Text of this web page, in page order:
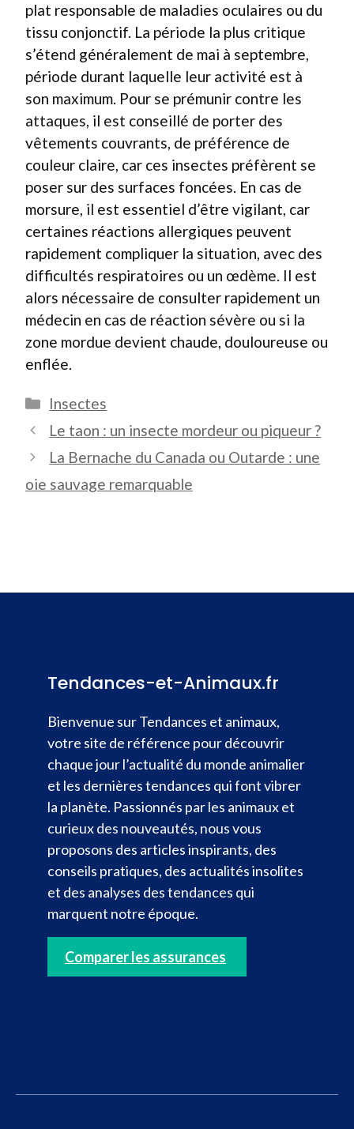
plat responsable de maladies oculaires ou du
tissu conjonctif. La période la plus critique
s’étend généralement de mai à septembre,
période durant laquelle leur activité est à
son maximum. Pour se prémunir contre les
attaques, il est conseillé de porter des
vêtements couvrants, de préférence de
couleur claire, car ces insectes préfèrent se
poser sur des surfaces foncées. En cas de
morsure, il est essentiel d’être vigilant, car
certaines réactions allergiques peuvent
rapidement compliquer la situation, avec des
difficultés respiratoires ou un œdème. Il est
alors nécessaire de consulter rapidement un
médecin en cas de réaction sévère ou si la
zone mordue devient chaude, douloureuse ou
enflée.
Catégories
Insectes
Le taon : un insecte mordeur ou piqueur ?
La Bernache du Canada ou Outarde : une
oie sauvage remarquable
Tendances-et-Animaux.fr
Bienvenue sur Tendances et animaux,
votre site de référence pour découvrir
chaque jour l’actualité du monde animalier
et les dernières tendances qui font vibrer
la planète. Passionnés par les animaux et
curieux des nouveautés, nous vous
proposons des articles inspirants, des
conseils pratiques, des actualités insolites
et des analyses des tendances qui
marquent notre époque.
Comparer les assurances